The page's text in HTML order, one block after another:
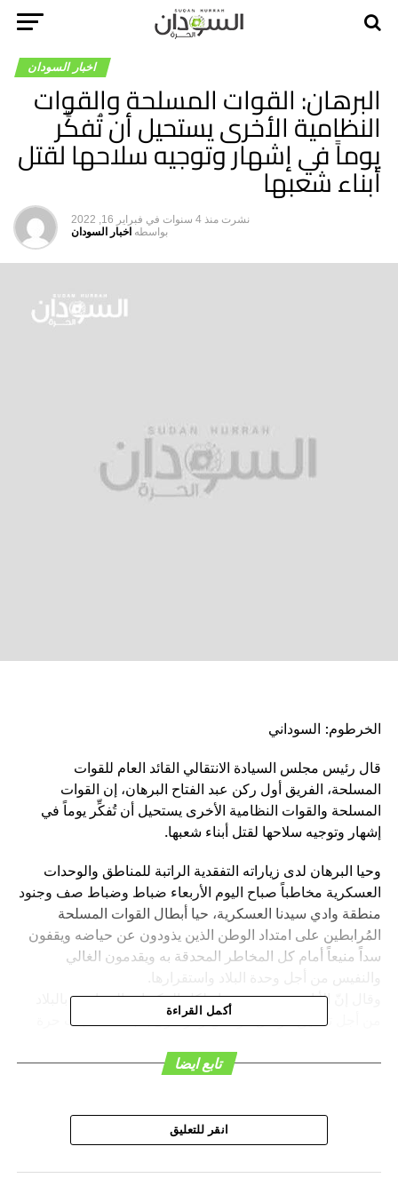
اخبار السودان
البرهان: القوات المسلحة والقوات
النظامية الأخرى يستحيل أن تُفكِّر
يوماً في إشهار وتوجيه سلاحها لقتل
أبناء شعبها
نشرت منذ 4 سنوات في فبراير 16, 2022
بواسطه اخبار السودان
الخرطوم: السوداني
قال رئيس مجلس السيادة الانتقالي القائد العام للقوات
المسلحة، الفريق أول ركن عبد الفتاح البرهان، إن القوات
المسلحة والقوات النظامية الأخرى يستحيل أن تُفكِّر يوماً في
إشهار وتوجيه سلاحها لقتل أبناء شعبها.
وحيا البرهان لدى زياراته التفقدية الراتبة للمناطق والوحدات
العسكرية مخاطباً صباح اليوم الأربعاء ضباط وضباط صف وجنود
منطقة وادي سيدنا العسكرية، حيا أبطال القوات المسلحة
المُرابطين على امتداد الوطن الذين يذودون عن حياضه ويقفون
سداً منيعاً أمام كل المخاطر المحدقة به ويقدمون الغالي
والنفيس من أجل وحدة البلاد واستقرارها.
وقال إنّ الأيادي ممدودة بيضاء لكل المكونات السياسية بالبلاد
من أجل تحقيق الوفاق الوطني والوصول بالبلاد لانتخابات حرة
وجدّد التأكيد على أن قيادة البلاد والقوات المسلحة لن تسلم إلا
أكمل القراءة
تابع ايضا
انقر للتعليق